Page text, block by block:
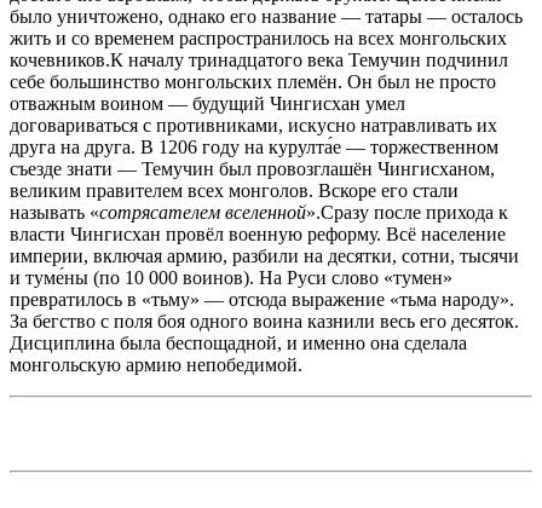
было уничтожено, однако его название — татары — осталось
жить и со временем распространилось на всех монгольских
кочевников.К началу тринадцатого века Темучин подчинил
себе большинство монгольских племён. Он был не просто
отважным воином — будущий Чингисхан умел
договариваться с противниками, искусно натравливать их
друга на друга. В 1206 году на курулта́е — торжественном
съезде знати — Темучин был провозглашён Чингисханом,
великим правителем всех монголов. Вскоре его стали
называть «сотрясателем вселенной».Сразу после прихода к
власти Чингисхан провёл военную реформу. Всё население
империи, включая армию, разбили на десятки, сотни, тысячи
и туме́ны (по 10 000 воинов). На Руси слово «тумен»
превратилось в «тьму» — отсюда выражение «тьма народу».
За бегство с поля боя одного воина казнили весь его десяток.
Дисциплина была беспощадной, и именно она сделала
монгольскую армию непобедимой.